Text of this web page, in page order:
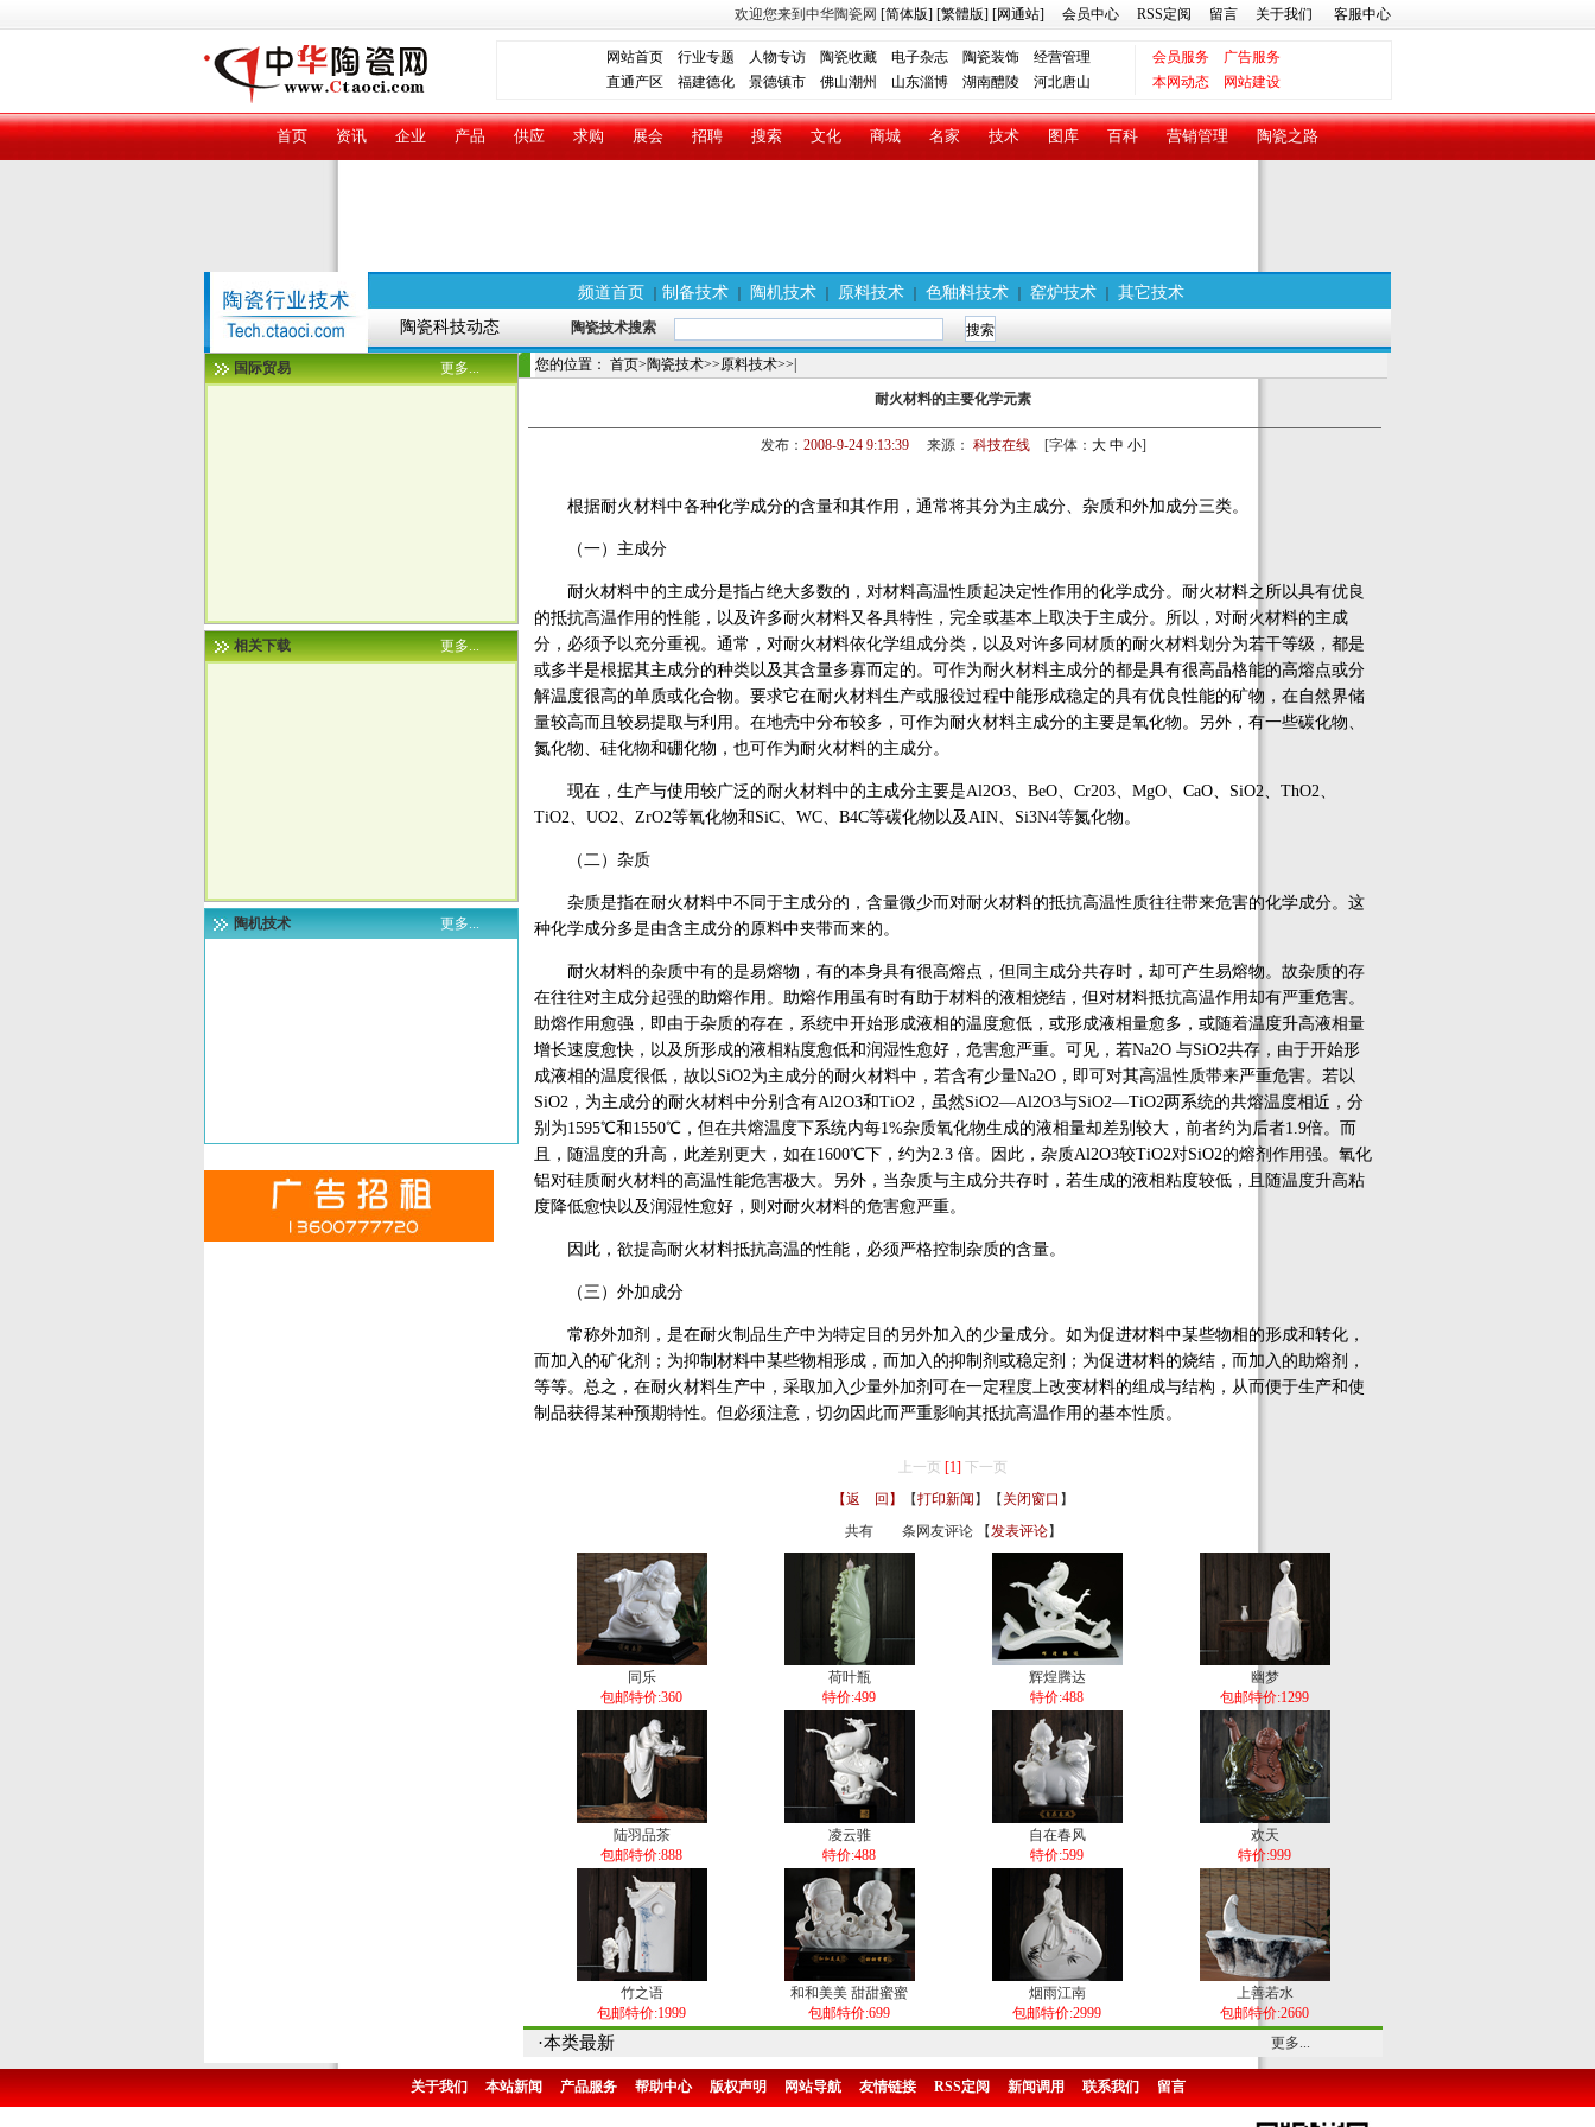
欢迎您来到中华陶瓷网 [简体版] [繁體版] [网通站] 会员中心 RSS定阅 留言 关于我们 客服中心
网站首页 行业专题 人物专访 陶瓷收藏 电子杂志 陶瓷装饰 经营管理 会员服务
广告服务
直通产区 福建德化 景德镇市 佛山潮州 山东淄博 湖南醴陵 河北唐山 本网动态 网站建设
首页 资讯 企业 产品 供应 求购 展会 招聘 搜索 文化 商城 名家 技术 图库 百科 营销管理 陶瓷之路
频道首页 制备技术 陶机技术 原料技术 色釉料技术 窑炉技术
其它技术
陶瓷科技动态
陶瓷技术搜索
国际贸易 更多...
相关下载 更多...
陶机技术 更多...
您的位置： 首页>陶瓷技术>>原料技术>>|
耐火材料的主要化学元素
发布： 2008-9-24 9:13:39来源： 科技在线[字体： 大 中 小]
根据耐火材料中各种化学成分的含量和其作用，通常将其分为主成分、杂质和外加成分三类。
（一）主成分
耐火材料中的主成分是指占绝大多数的，对材料高温性质起决定性作用的化学成分。耐火材料之所以具有优良
的抵抗高温作用的性能，以及许多耐火材料又各具特性，完全或基本上取决于主成分。所以，对耐火材料的主成
分，必须予以充分重视。通常，对耐火材料依化学组成分类，以及对许多同材质的耐火材料划分为若干等级，都是
或多半是根据其主成分的种类以及其含量多寡而定的。可作为耐火材料主成分的都是具有很高晶格能的高熔点或分
解温度很高的单质或化合物。要求它在耐火材料生产或服役过程中能形成稳定的具有优良性能的矿物，在自然界储
量较高而且较易提取与利用。在地壳中分布较多，可作为耐火材料主成分的主要是氧化物。另外，有一些碳化物、
氮化物、硅化物和硼化物，也可作为耐火材料的主成分。
现在，生产与使用较广泛的耐火材料中的主成分主要是Al2O3、BeO、Cr203、MgO、CaO、SiO2、ThO2、
TiO2、UO2、ZrO2等氧化物和SiC、WC、B4C等碳化物以及AIN、Si3N4等氮化物。
（二）杂质
杂质是指在耐火材料中不同于主成分的，含量微少而对耐火材料的抵抗高温性质往往带来危害的化学成分。这
种化学成分多是由含主成分的原料中夹带而来的。
耐火材料的杂质中有的是易熔物，有的本身具有很高熔点，但同主成分共存时，却可产生易熔物。故杂质的存
在往往对主成分起强的助熔作用。助熔作用虽有时有助于材料的液相烧结，但对材料抵抗高温作用却有严重危害。
助熔作用愈强，即由于杂质的存在，系统中开始形成液相的温度愈低，或形成液相量愈多，或随着温度升高液相量
增长速度愈快，以及所形成的液相粘度愈低和润湿性愈好，危害愈严重。可见，若Na2O 与SiO2共存，由于开始形
成液相的温度很低，故以SiO2为主成分的耐火材料中，若含有少量Na2O，即可对其高温性质带来严重危害。若以
SiO2，为主成分的耐火材料中分别含有Al2O3和TiO2，虽然SiO2—Al2O3与SiO2—TiO2两系统的共熔温度相近，分
别为1595℃和1550℃，但在共熔温度下系统内每1%杂质氧化物生成的液相量却差别较大，前者约为后者1.9倍。而
且，随温度的升高，此差别更大，如在1600℃下，约为2.3 倍。因此，杂质Al2O3较TiO2对SiO2的熔剂作用强。氧化
铝对硅质耐火材料的高温性能危害极大。另外，当杂质与主成分共存时，若生成的液相粘度较低，且随温度升高粘
度降低愈快以及润湿性愈好，则对耐火材料的危害愈严重。
因此，欲提高耐火材料抵抗高温的性能，必须严格控制杂质的含量。
（三）外加成分
常称外加剂，是在耐火制品生产中为特定目的另外加入的少量成分。如为促进材料中某些物相的形成和转化，
而加入的矿化剂；为抑制材料中某些物相形成，而加入的抑制剂或稳定剂；为促进材料的烧结，而加入的助熔剂，
等等。总之，在耐火材料生产中，采取加入少量外加剂可在一定程度上改变材料的组成与结构，从而便于生产和使
制品获得某种预期特性。但必须注意，切勿因此而严重影响其抵抗高温作用的基本性质。
上一页 [1] 下一页
【返 回】
【打印新闻 】【 关闭窗口 】
共有
条网友评论 【发表评论】
同乐
包邮特价:360
荷叶瓶
特价:499
辉煌腾达
特价:488
幽梦
包邮特价:1299
陆羽品茶
包邮特价:888
凌云骓
特价:488
自在春风
特价:599
欢天
特价:999
竹之语
包邮特价:1999
和和美美 甜甜蜜蜜
包邮特价:699
烟雨江南
包邮特价:2999
上善若水
包邮特价:2660
·本类最新 更多...
关于我们 本站新闻 产品服务 帮助中心 版权声明 网站导航 友情链接 RSS定阅 新闻调用 联系我们 留言